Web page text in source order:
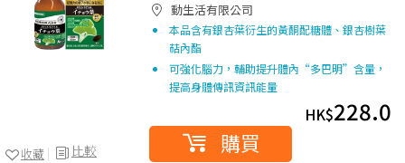
比較
收藏
動生活有限公司
本品含有銀杏葉衍生的黃酮配糖體、銀杏樹葉
萜內酯
可強化腦力，輔助提升體內“多巴明”含量，
提高身體傳訊資訊能量
HK$228.0
購買